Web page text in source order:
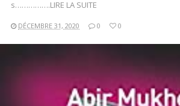
s…………….LIRE LA SUITE
DÉCEMBRE 31, 2020 0 0